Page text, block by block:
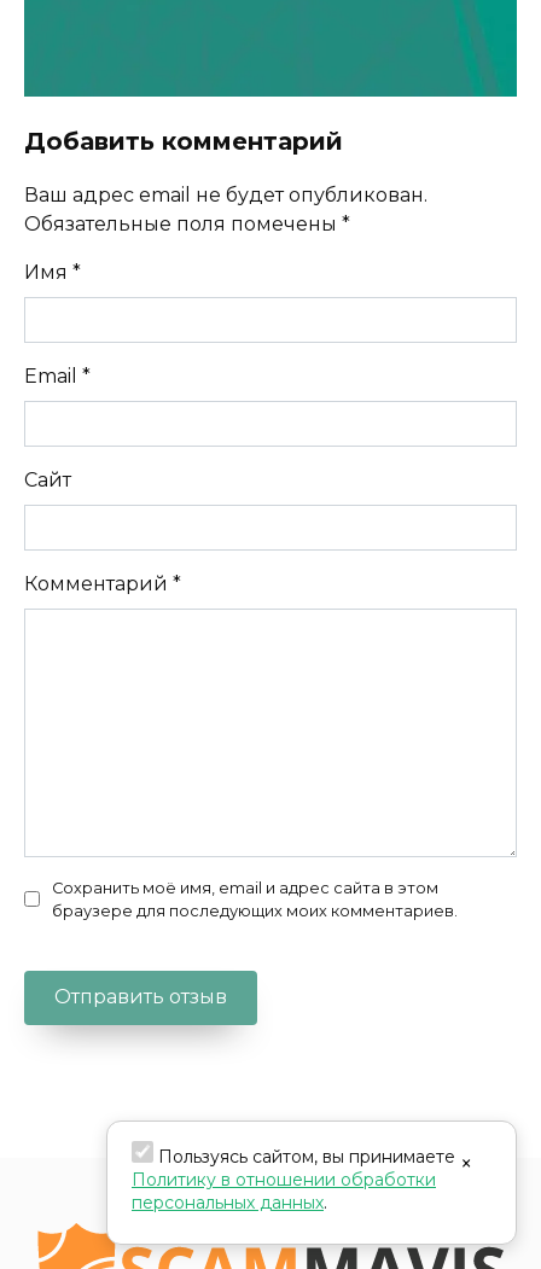
Добавить комментарий
Ваш адрес email не будет опубликован.
Обязательные поля помечены *
Имя *
Email *
Сайт
Комментарий *
Сохранить моё имя, email и адрес сайта в этом
браузере для последующих моих комментариев.
×
Пользуясь сайтом, вы принимаете
Политику в отношении обработки
персональных данных.